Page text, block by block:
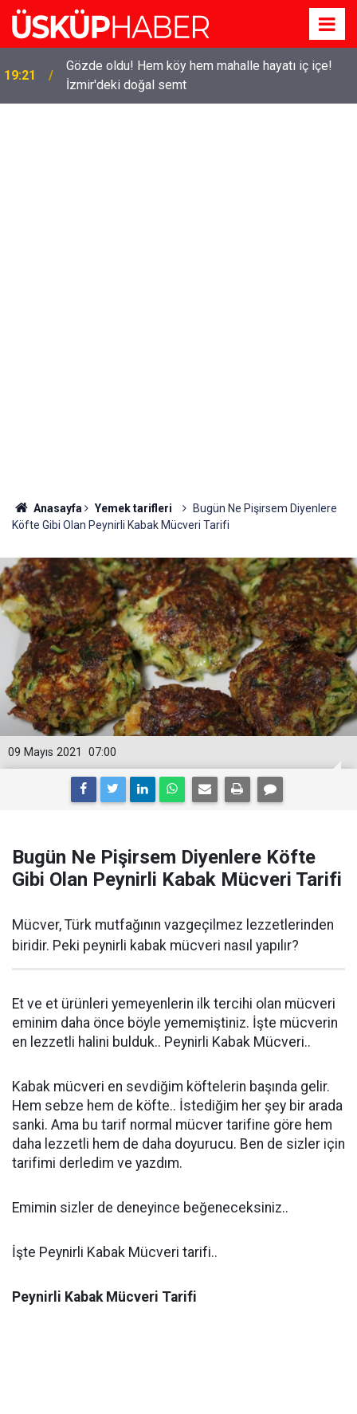
19:21
Gözde oldu! Hem köy hem mahalle hayatı iç içe!
İzmir'deki doğal semt
Anasayfa Yemek tarifleri
Bugün Ne Pişirsem Diyenlere
Köfte Gibi Olan Peynirli Kabak Mücveri Tarifi
07:00
09 Mayıs 2021
Bugün Ne Pişirsem Diyenlere Köfte
Gibi Olan Peynirli Kabak Mücveri Tarifi
Mücver, Türk mutfağının vazgeçilmez lezzetlerinden
biridir. Peki peynirli kabak mücveri nasıl yapılır?
Et ve et ürünleri yemeyenlerin ilk tercihi olan mücveri
eminim daha önce böyle yememiştiniz. İşte mücverin
en lezzetli halini bulduk.. Peynirli Kabak Mücveri..
Kabak mücveri en sevdiğim köftelerin başında gelir.
Hem sebze hem de köfte.. İstediğim her şey bir arada
sanki. Ama bu tarif normal mücver tarifine göre hem
daha lezzetli hem de daha doyurucu. Ben de sizler için
tarifimi derledim ve yazdım.
Emimin sizler de deneyince beğeneceksiniz..
İşte Peynirli Kabak Mücveri tarifi..
Peynirli Kabak Mücveri Tarifi